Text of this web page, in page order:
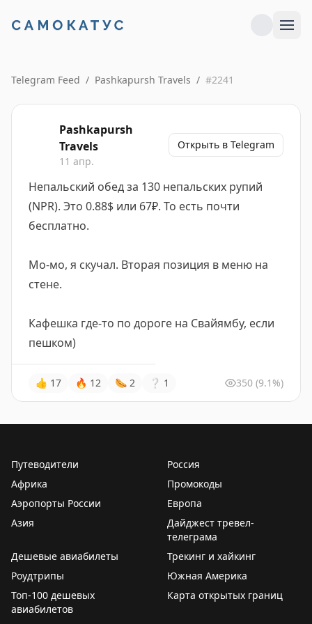
Telegram Feed / Pashkapursh Travels / #2241
Pashkapursh
Travels
11 апр.
Открыть в Telegram
Непальский обед за 130 непальских рупий
(NPR). Это 0.88$ или 67₽. То есть почти
бесплатно.
Мо-мо, я скучал. Вторая позиция в меню на
стене.
Кафешка где-то по дороге на Свайямбу, если
пешком)
👍 17 🔥 12 🌭 2 ❔ 1 350 (9.1%)
Путеводители
Россия
Африка
Промокоды
Аэропорты России
Европа
Азия
Дайджест тревел-
телеграма
Дешевые авиабилеты
Трекинг и хайкинг
Роудтрипы
Южная Америка
Топ-100 дешевых
авиабилетов
Карта открытых границ